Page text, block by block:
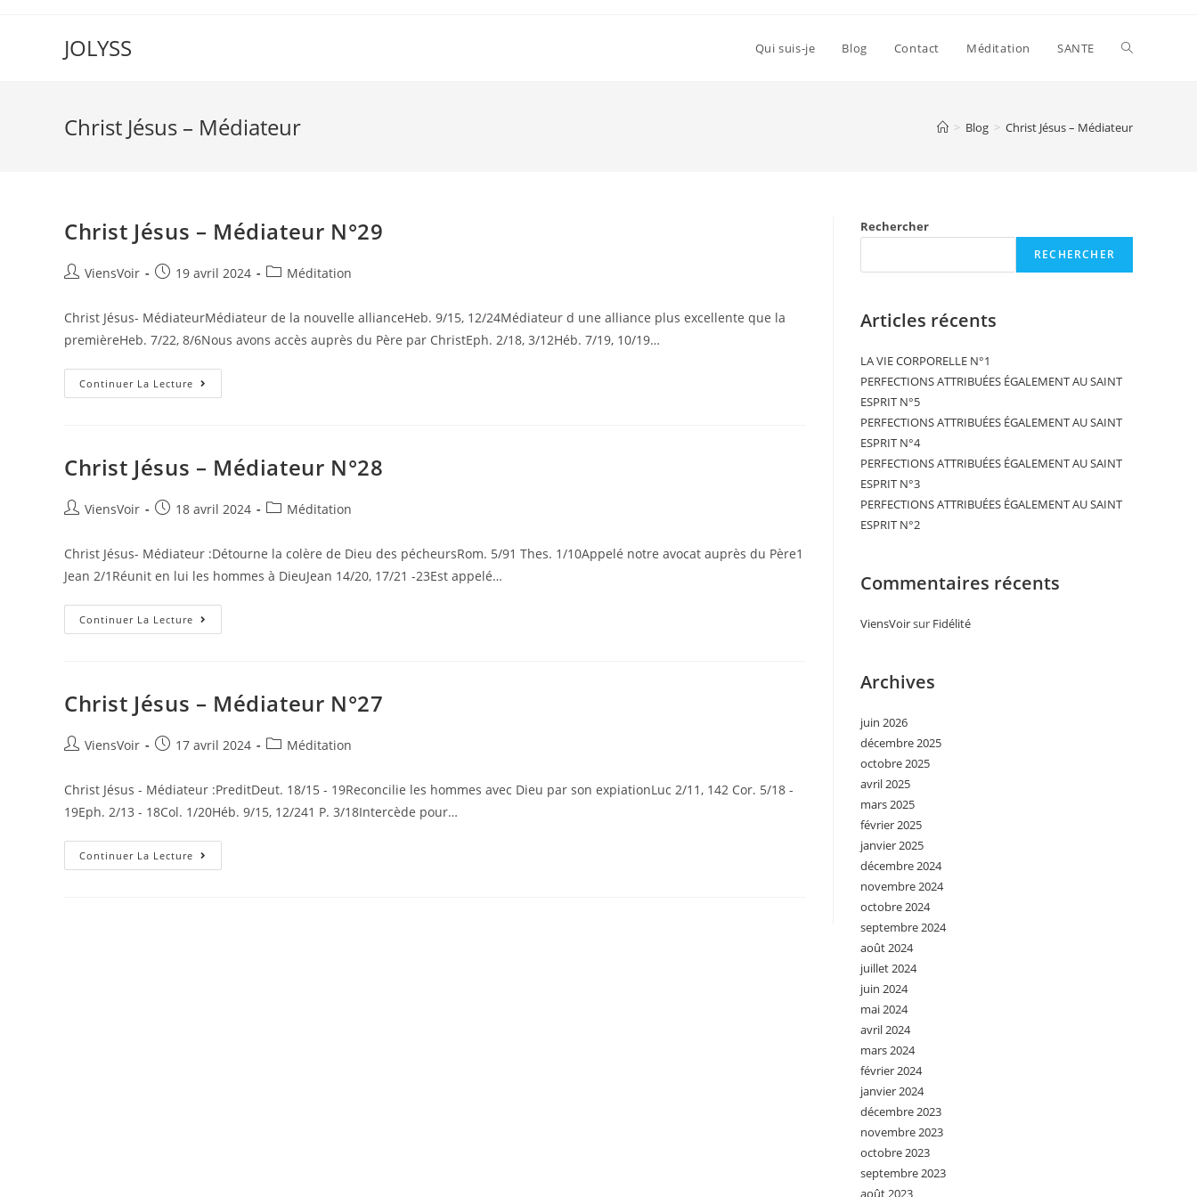
JOLYSS Qui suis-je Blog Contact Méditation SANTE
Christ Jésus – Médiateur > Blog > Christ Jésus – Médiateur
Christ Jésus – Médiateur N°29
ViensVoir 19 avril 2024 Méditation
Christ Jésus- MédiateurMédiateur de la nouvelle allianceHeb. 9/15, 12/24Médiateur d une alliance plus excellente que la
premièreHeb. 7/22, 8/6Nous avons accès auprès du Père par ChristEph. 2/18, 3/12Héb. 7/19, 10/19…
Continuer La Lecture
Christ Jésus – Médiateur N°28
ViensVoir 18 avril 2024 Méditation
Christ Jésus- Médiateur :Détourne la colère de Dieu des pécheursRom. 5/91 Thes. 1/10Appelé notre avocat auprès du Père1
Jean 2/1Réunit en lui les hommes à DieuJean 14/20, 17/21 -23Est appelé…
Continuer La Lecture
Christ Jésus – Médiateur N°27
ViensVoir 17 avril 2024 Méditation
Christ Jésus - Médiateur :PreditDeut. 18/15 - 19Reconcilie les hommes avec Dieu par son expiationLuc 2/11, 142 Cor. 5/18 -
19Eph. 2/13 - 18Col. 1/20Héb. 9/15, 12/241 P. 3/18Intercède pour…
Continuer La Lecture
Rechercher
RECHERCHER
Articles récents
LA VIE CORPORELLE N°1
PERFECTIONS ATTRIBUÉES ÉGALEMENT AU SAINT
ESPRIT N°5
PERFECTIONS ATTRIBUÉES ÉGALEMENT AU SAINT
ESPRIT N°4
PERFECTIONS ATTRIBUÉES ÉGALEMENT AU SAINT
ESPRIT N°3
PERFECTIONS ATTRIBUÉES ÉGALEMENT AU SAINT
ESPRIT N°2
Commentaires récents
ViensVoirsur Fidélité
Archives
juin 2026
décembre 2025
octobre 2025
avril 2025
mars 2025
février 2025
janvier 2025
décembre 2024
novembre 2024
octobre 2024
septembre 2024
août 2024
juillet 2024
juin 2024
mai 2024
avril 2024
mars 2024
février 2024
janvier 2024
décembre 2023
novembre 2023
octobre 2023
septembre 2023
août 2023